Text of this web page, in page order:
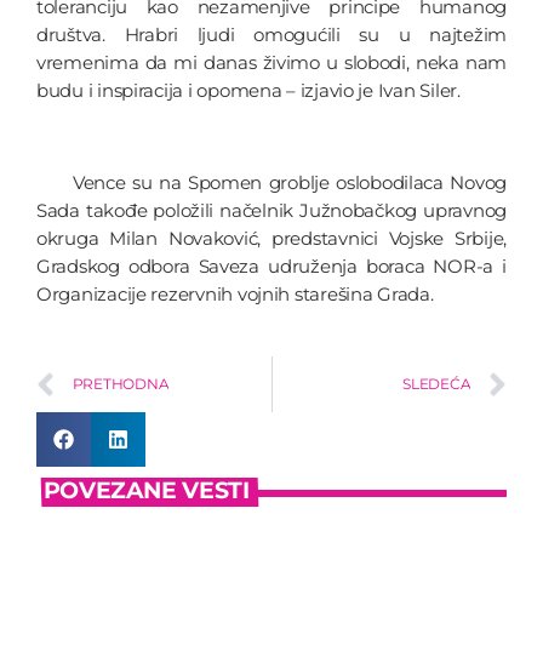
toleranciju kao nezamenjive principe humanog
društva. Hrabri ljudi omogućili su u najtežim
vremenima da mi danas živimo u slobodi, neka nam
budu i inspiracija i opomena – izjavio je Ivan Siler.
Vence su na Spomen groblje oslobodilaca Novog
Sada takođe položili načelnik Južnobačkog upravnog
okruga Milan Novaković, predstavnici Vojske Srbije,
Gradskog odbora Saveza udruženja boraca NOR-a i
Organizacije rezervnih vojnih starešina Grada.
PRETHODNA SLEDEĆA
POVEZANE VESTI